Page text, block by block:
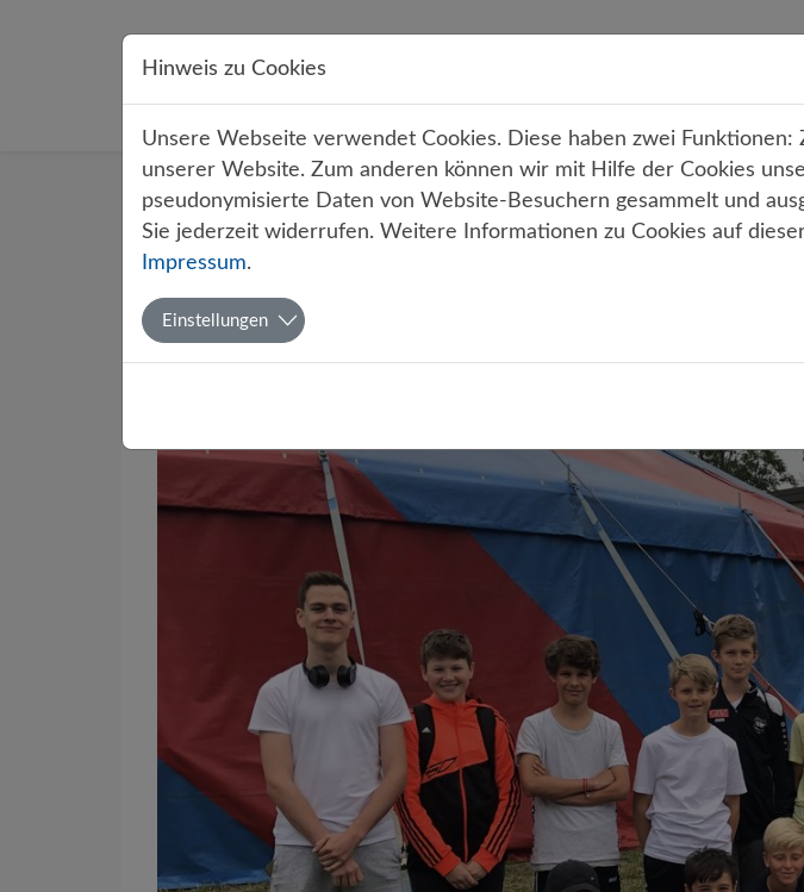
Startseite
Über uns Aktuelles
Trapez beim
Hinweis zu Cookies
Unsere Webseite verwendet Cookies. Diese haben zwei
unserer Website. Zum anderen können wir mit Hilfe der Cookies
pseudonymisierte Daten von Website-Besuchern gesammelt und
Sie jederzeit widerrufen. Weitere Informationen zu Cookies auf
Impressum.
Einstellungen